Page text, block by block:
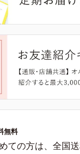
無料
ての方は、全国